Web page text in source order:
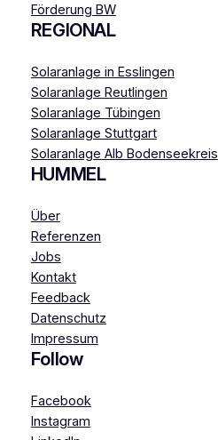
Förderung BW
REGIONAL
Solaranlage in Esslingen
Solaranlage Reutlingen
Solaranlage Tübingen
Solaranlage Stuttgart
Solaranlage Alb Bodenseekreis
HUMMEL
Über
Referenzen
Jobs
Kontakt
Feedback
Datenschutz
Impressum
Follow
Facebook
Instagram